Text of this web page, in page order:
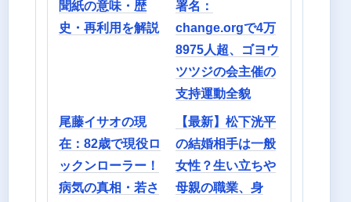
聞紙の意味・歴
史・再利用を解説
署名：
change.orgで4万
8975人超、ゴヨウ
ツツジの会主催の
支持運動全貌
尾藤イサオの現
在：82歳で現役ロ
ックンローラー！
病気の真相・若さ
【最新】松下洸平
の結婚相手は一般
女性？生い立ちや
母親の職業、身